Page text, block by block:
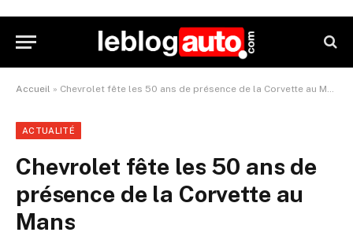
Accueil » Chevrolet fête les 50 ans de présence de la Corvette au Mans
ACTUALITÉ
Chevrolet fête les 50 ans de
présence de la Corvette au
Mans